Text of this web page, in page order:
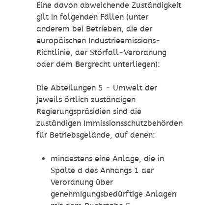
Eine davon abweichende Zuständigkeit
gilt in folgenden Fällen (unter
anderem bei Betrieben, die der
europäischen Industrieemissions-
Richtlinie, der Störfall-Verordnung
oder dem Bergrecht unterliegen):
Die Abteilungen 5 - Umwelt der
jeweils örtlich zuständigen
Regierungspräsidien sind die
zuständigen Immissionsschutzbehörden
für Betriebsgelände, auf denen:
mindestens eine Anlage, die in
Spalte d des Anhangs 1 der
Verordnung über
genehmigungsbedürftige Anlagen